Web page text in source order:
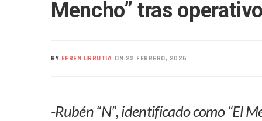
Partido Verde Conforma Su
Nuevo Transporte
En Vallarta, Todos Los
Jóvenes En Movimiento
Mencho” tras
BY EFREN URRUTIA ON 22 FEBRERO, 2026
-Rubén “N”, identificado como “El